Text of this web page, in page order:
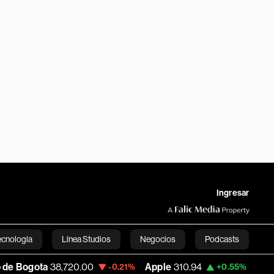
Ingresar
Línea Studios Negocios Podcasts
English-0.21% Apple 310.94 +0.55% USD COP 3,175.95